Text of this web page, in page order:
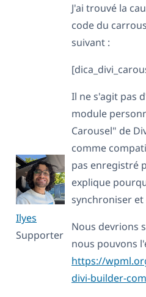
Ilyes
Supporter
J'ai trouvé la
code du
suivant :
Il ne s'agit pas
module
Carousel" de
comme
pas enregistré
explique
synchroniser
Nous devrions
nous pouvons
https://
divi-builder-